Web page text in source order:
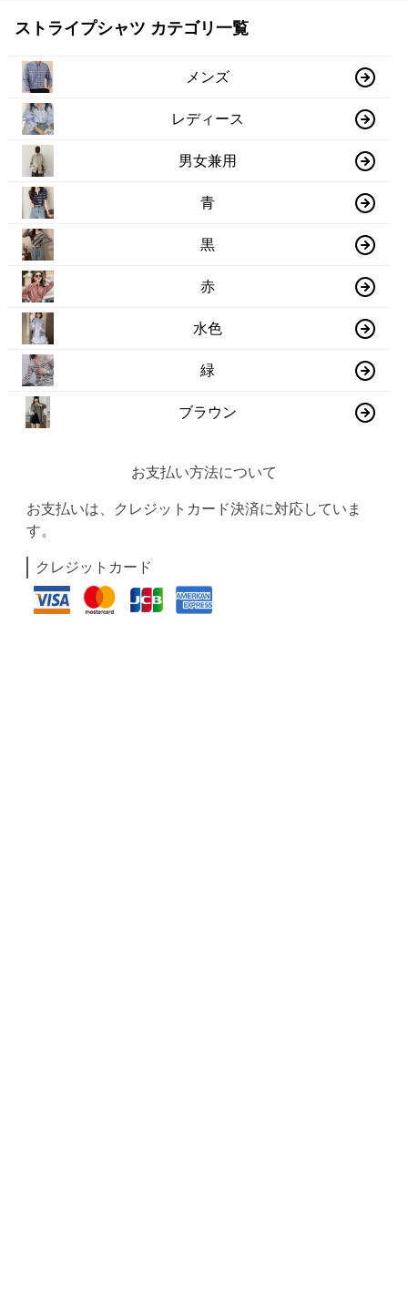
ストライプシャツ カテゴリ一覧
メンズ
レディース
男女兼用
青
黒
赤
水色
緑
ブラウン
お支払い方法について
お支払いは、クレジットカード決済に対応していま
す。
クレジットカード